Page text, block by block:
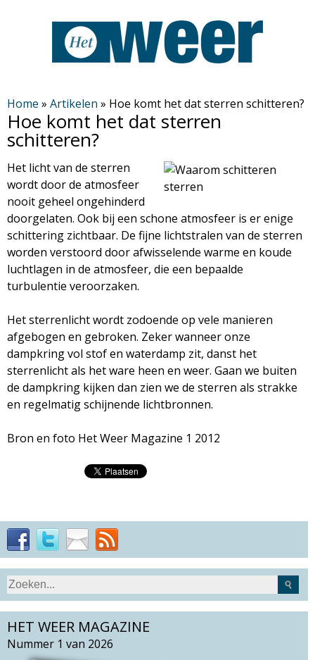
en
naar
algemene
inhoud
gaan
H
e
t
W
e
e
M
a
g
a
n
e
Home » Artikelen » Hoe komt het dat sterren schitteren?
Hoe komt het dat sterren
schitteren?
Het licht van de sterren
wordt door de atmosfeer
nooit geheel ongehinderd
doorgelaten. Ook bij een schone atmosfeer is er enige
schittering zichtbaar. De fijne lichtstralen van de sterren
worden verstoord door afwisselende warme en koude
luchtlagen in de atmosfeer, die een bepaalde
turbulentie veroorzaken.
Het sterrenlicht wordt zodoende op vele manieren
afgebogen en gebroken. Zeker wanneer onze
dampkring vol stof en waterdamp zit, danst het
sterrenlicht als het ware heen en weer. Gaan we buiten
de dampkring kijken dan zien we de sterren als strakke
en regelmatig schijnende lichtbronnen.
Bron en foto Het Weer Magazine 1 2012
Z
o
e
k
S
e
r
c
HET WEER MAGAZINE
Nummer 1 van 2026